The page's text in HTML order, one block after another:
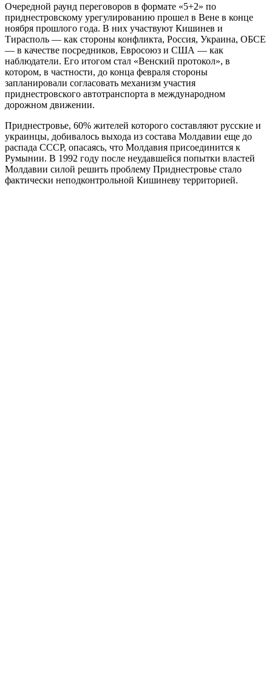
Очередной раунд переговоров в формате «5+2» по
приднестровскому урегулированию прошел в Вене в конце
ноября прошлого года. В них участвуют Кишинев и
Тирасполь — как стороны конфликта, Россия, Украина, ОБСЕ
— в качестве посредников, Евросоюз и США — как
наблюдатели. Его итогом стал «Венский протокол», в
котором, в частности, до конца февраля стороны
запланировали согласовать механизм участия
приднестровского автотранспорта в международном
дорожном движении.
Приднестровье, 60% жителей которого составляют русские и
украинцы, добивалось выхода из состава Молдавии еще до
распада СССР, опасаясь, что Молдавия присоединится к
Румынии. В 1992 году после неудавшейся попытки властей
Молдавии силой решить проблему Приднестровье стало
фактически неподконтрольной Кишиневу территорией.